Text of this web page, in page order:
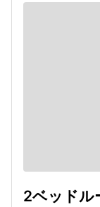
2ベッドル